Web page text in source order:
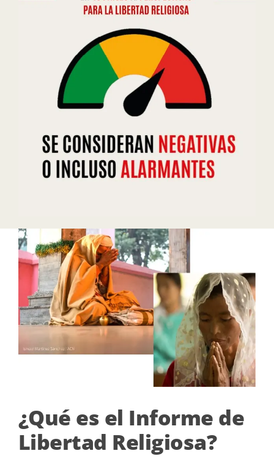
¿Qué es el Informe de
Libertad Religiosa?